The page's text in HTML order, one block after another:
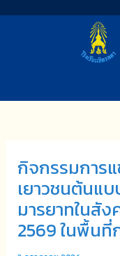
กิจกรรมการ
เยาวชนต้นแ
มารยาทในสั
2569 ในพื้น